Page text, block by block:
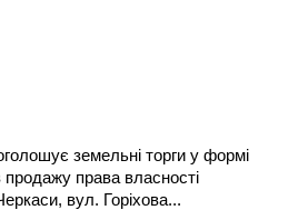
земельні торги у формі
продажу права власності
вул. Горіхова...